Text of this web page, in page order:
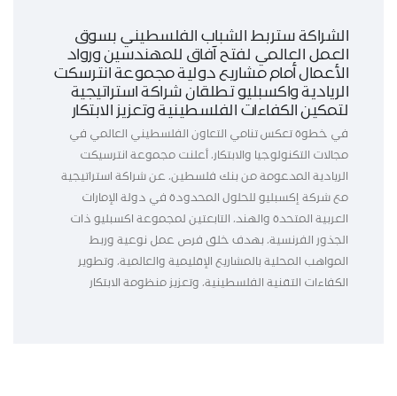
الشراكة ستربط الشباب الفلسطيني بسوق
العمل العالمي لفتح آفاق للمهندسين ورواد
الأعمال أمام مشاريع دولية مجموعة انترسكت
الريادية واكسبليو تطلقان شراكة استراتيجية
لتمكين الكفاءات الفلسطينية وتعزيز الابتكار
في خطوة تعكس تنامي التعاون الفلسطيني العالمي في
مجالات التكنولوجيا والابتكار، أعلنت مجموعة انترسيكت
الريادية المدعومة من بنك فلسطين، عن شراكة استراتيجية
مع شركة إكسبليو للحلول المحدودة في دولة الإمارات
العربية المتحدة والهند، التابعتين لمجموعة اكسبليو ذات
الجذور الفرنسية، بهدف خلق فرص عمل نوعية وربط
المواهب المحلية بالمشاريع الإقليمية والعالمية، وتطوير
الكفاءات التقنية الفلسطينية، وتعزيز منظومة الابتكار